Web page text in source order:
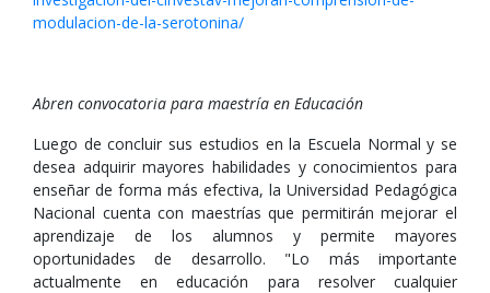
modulacion-de-la-serotonina/
Abren convocatoria para maestría en Educación
Luego de concluir sus estudios en la Escuela Normal y se
desea adquirir mayores habilidades y conocimientos para
enseñar de forma más efectiva, la Universidad Pedagógica
Nacional cuenta con maestrías que permitirán mejorar el
aprendizaje de los alumnos y permite mayores
oportunidades de desarrollo. "Lo más importante
actualmente en educación para resolver cualquier